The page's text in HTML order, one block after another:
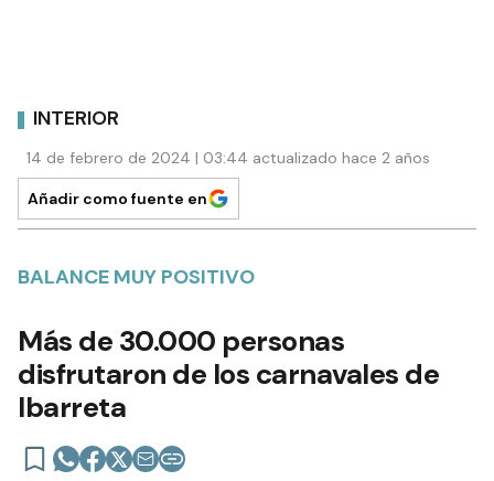
INTERIOR
14 de febrero de 2024 | 03:44 actualizado hace 2 años
Añadir como fuente en
BALANCE MUY POSITIVO
Más de 30.000 personas
disfrutaron de los carnavales de
Ibarreta